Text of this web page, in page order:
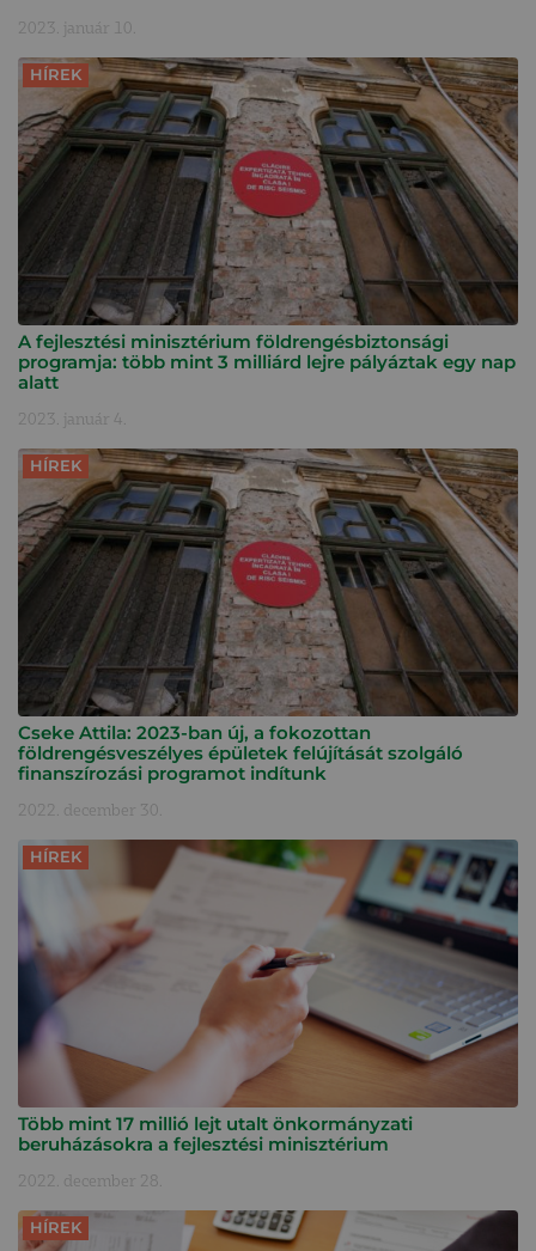
2023. január 10.
HÍREK
A fejlesztési minisztérium földrengésbiztonsági
programja: több mint 3 milliárd lejre pályáztak egy nap
alatt
2023. január 4.
HÍREK
Cseke Attila: 2023-ban új, a fokozottan
földrengésveszélyes épületek felújítását szolgáló
finanszírozási programot indítunk
2022. december 30.
HÍREK
Több mint 17 millió lejt utalt önkormányzati
beruházásokra a fejlesztési minisztérium
2022. december 28.
HÍREK